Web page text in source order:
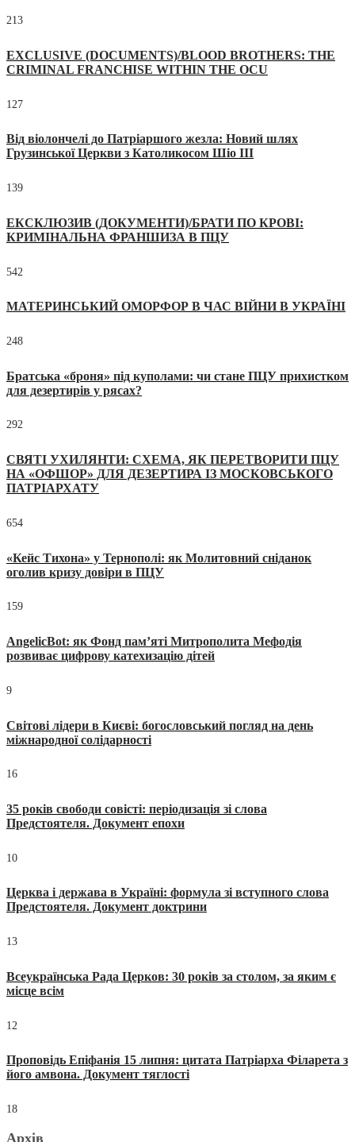
213
EXCLUSIVE (DOCUMENTS)/BLOOD BROTHERS: THE
CRIMINAL FRANCHISE WITHIN THE OCU
127
Від віолончелі до Патріаршого жезла: Новий шлях
Грузинської Церкви з Католикосом Шіо III
139
ЕКСКЛЮЗИВ (ДОКУМЕНТИ)/БРАТИ ПО КРОВІ:
КРИМІНАЛЬНА ФРАНШИЗА В ПЦУ
542
МАТЕРИНСЬКИЙ ОМОРФОР В ЧАС ВІЙНИ В УКРАЇНІ
248
Братська «броня» під куполами: чи стане ПЦУ прихистком
для дезертирів у рясах?
292
СВЯТІ УХИЛЯНТИ: СХЕМА, ЯК ПЕРЕТВОРИТИ ПЦУ
НА «ОФШОР» ДЛЯ ДЕЗЕРТИРА ІЗ МОСКОВСЬКОГО
ПАТРІАРХАТУ
654
«Кейс Тихона» у Тернополі: як Молитовний сніданок
оголив кризу довіри в ПЦУ
159
AngelicBot: як Фонд пам’яті Митрополита Мефодія
розвиває цифрову катехизацію дітей
9
Світові лідери в Києві: богословський погляд на день
міжнародної солідарності
16
35 років свободи совісті: періодизація зі слова
Предстоятеля. Документ епохи
10
Церква і держава в Україні: формула зі вступного слова
Предстоятеля. Документ доктрини
13
Всеукраїнська Рада Церков: 30 років за столом, за яким є
місце всім
12
Проповідь Епіфанія 15 липня: цитата Патріарха Філарета з
його амвона. Документ тяглості
18
Архів